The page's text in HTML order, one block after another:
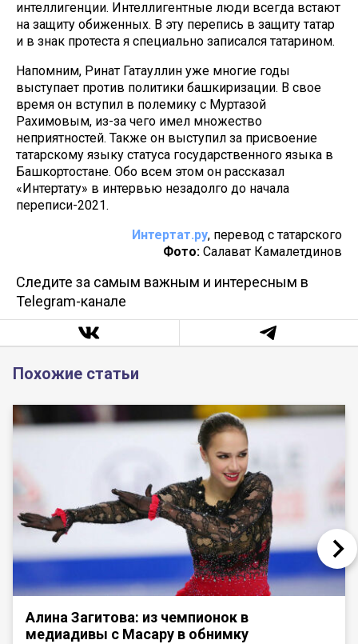
интеллигенции. Интеллигентные люди всегда встают
на защиту обиженных. В эту перепись в защиту татар
и в знак протеста я специально записался татарином.
Напомним, Ринат Гатауллин уже многие годы
выступает против политики башкиризации. В свое
время он вступил в полемику с Муртазой
Рахимовым, из-за чего имел множество
неприятностей. Также он выступил за присвоение
татарскому языку статуса государственного языка в
Башкортостане. Обо всем этом он рассказал
«Интертату» в интервью незадолго до начала
переписи-2021.
Интертат.ру, перевод с татарского
Фото: Салават Камалетдинов
Следите за самым важным и интересным в
Telegram-канале
Похожие статьи
Алина Загитова: из чемпионок в
медиадивы с Масару в обнимку